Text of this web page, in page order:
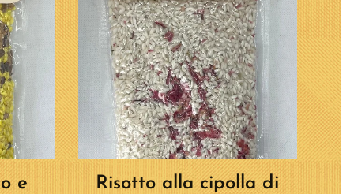
e
Risotto alla cipolla di